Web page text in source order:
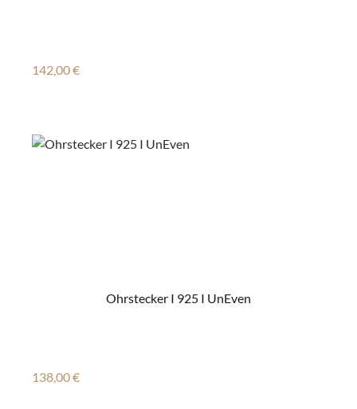
Regulärer Preis:
142,00 €
Ohrstecker I 925 I UnEven
Regulärer Preis:
138,00 €